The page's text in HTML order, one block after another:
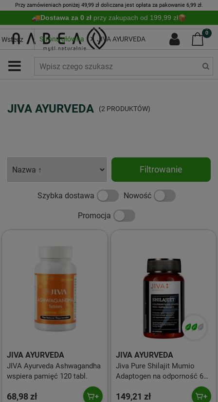
Przy zamówieniach poniżej 49,99 zł doliczana jest opłata za pakowanie 6,99 zł.
Dostawa za 0 zł przy zakupach od 199,99 zł
0
Wstecz Strona główna JIVA AYURVEDA
JIVA AYURVEDA (2 PRODUKTÓW)
Filtrowanie
Szybka dostawa Nowość
Promocja
JIVA AYURVEDA
JIVA Ayurveda Ashwagandha
wspiera pamięć 120 tabl.
68,98 zł
JIVA AYURVEDA
Jiva Pure Shilajit Mumio
Adaptogen na odporność 60
149,21 zł